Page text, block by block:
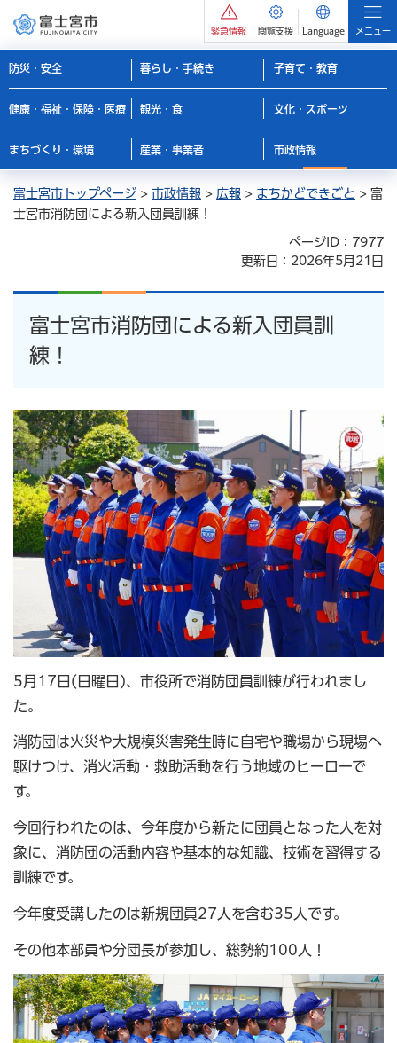
緊急情報 閲覧支援 Language メニュー
防災・安全 暮らし・手続き 子育て・教育
健康・福祉・保険・医療 観光・食 文化・スポーツ
まちづくり・環境 産業・事業者 市政情報
富士宮市トップページ > 市政情報 > 広報 > まちかどできごと > 富
士宮市消防団による新入団員訓練！
ページID：7977
更新日：2026年5月21日
富士宮市消防団による新入団員訓
練！
5月17日(日曜日)、市役所で消防団員訓練が行われまし
た。
消防団は火災や大規模災害発生時に自宅や職場から現場へ
駆けつけ、消火活動・救助活動を行う地域のヒーローで
す。
今回行われたのは、今年度から新たに団員となった人を対
象に、消防団の活動内容や基本的な知識、技術を習得する
訓練です。
今年度受講したのは新規団員27人を含む35人です。
その他本部員や分団長が参加し、総勢約100人！